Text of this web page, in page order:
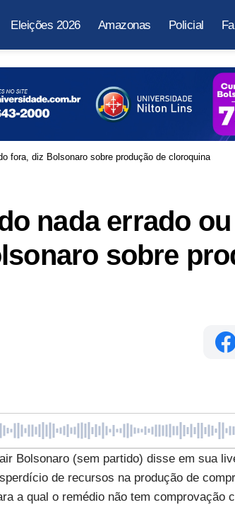
Eleições 2026 Amazonas Policial
fora, diz Bolsonaro sobre produção de cloroquina
nada errado ou
sobre
Bolsonaro (sem partido) disse em sua
de recursos na produção de
a qual o remédio não tem comprovação